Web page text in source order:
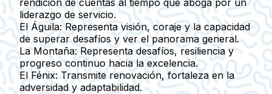
liderazgo de servicio.
El Águila: Representa visión, coraje y la capacidad
de superar desafíos y ver el panorama general.
La Montaña: Representa desafíos, resiliencia y
progreso continuo hacia la excelencia.
El Fénix: Transmite renovación, fortaleza en la
adversidad y adaptabilidad.